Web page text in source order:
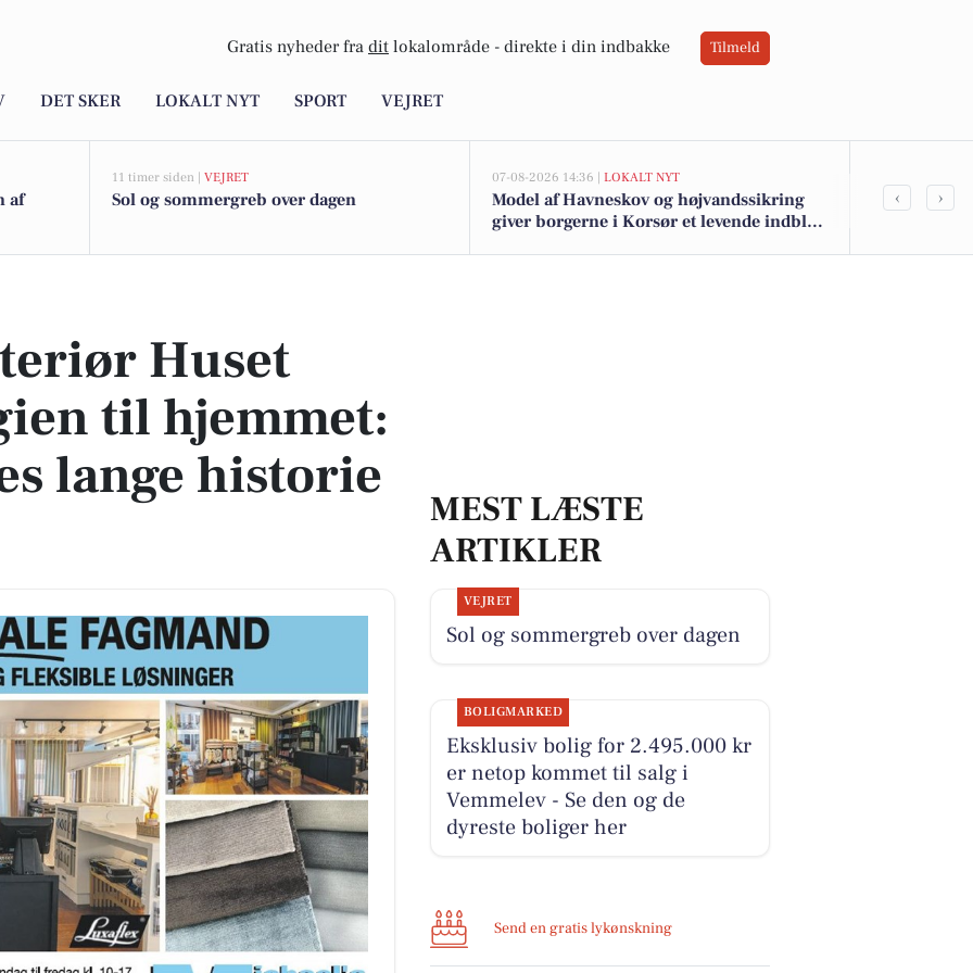
Gratis nyheder fra dit lokalområde - direkte i din indbakke Tilmeld
DET SKER LOKALT NYT SPORT VEJRET
af
11 timer siden | VEJRET
Sol og sommergreb over dagen
07-08-2026 14:36 | LOKALT NYT
Model af Havneskov og højvandssikring
giver borgerne i Korsør et levende indblik
Eksklusiv
‹ ›
Huset
til hjemmet:
lange historie
MEST LÆSTE
ARTIKLER
VEJRET
Sol og sommergreb over dagen
BOLIGMARKED
Eksklusiv bolig for 2.495.000 kr
er netop kommet til salg i
Vemmelev - Se den og de
dyreste boliger her
Send en gratis lykønskning